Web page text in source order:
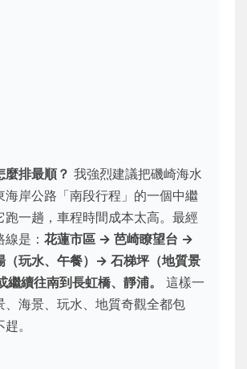
麼排最順？ 我強烈建議把磯崎海水
海岸公路「南段行程」的一個中繼
跑一趟，車程時間成本太高。最經
是： 花蓮市區 → 芭崎瞭望台 →
（玩水、午餐）→ 石梯坪（地質景
續往南到長虹橋、靜浦。
這樣一
、海景、玩水、地質奇觀全都包
。